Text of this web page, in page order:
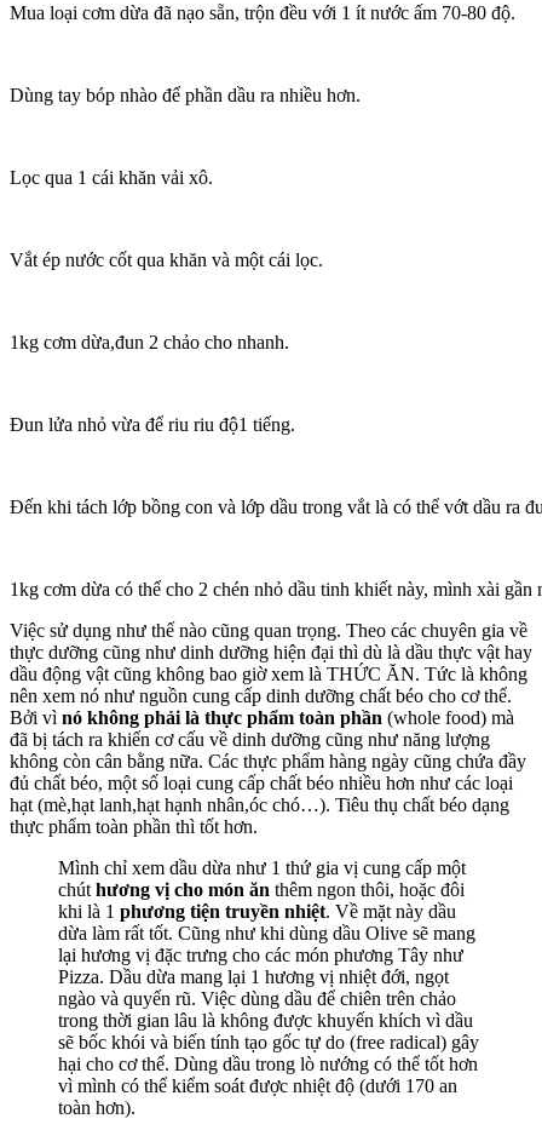
Mua loại cơm dừa đã nạo sẵn, trộn đều với 1 ít nước ấm 70-80 độ.
Dùng tay bóp nhào để phần dầu ra nhiều hơn.
Lọc qua 1 cái khăn vải xô.
Vắt ép nước cốt qua khăn và một cái lọc.
1kg cơm dừa,đun 2 chảo cho nhanh.
Đun lửa nhỏ vừa để riu riu độ1 tiếng.
Đến khi tách lớp bồng con và lớp dầu trong vắt là có thể vớt dầu ra
1kg cơm dừa có thể cho 2 chén nhỏ dầu tinh khiết này, mình xài gần
Việc sử dụng như thế nào cũng quan trọng. Theo các chuyên gia về
thực dưỡng cũng như dinh dưỡng hiện đại thì dù là dầu thực vật hay
dầu động vật cũng không bao giờ xem là THỨC ĂN. Tức là không
nên xem nó như nguồn cung cấp dinh dưỡng chất béo cho cơ thể.
Bởi vì nó không phải là thực phẩm toàn phần (whole food) mà
đã bị tách ra khiến cơ cấu về dinh dưỡng cũng như năng lượng
không còn cân bằng nữa. Các thực phẩm hàng ngày cũng chứa đầy
đủ chất béo, một số loại cung cấp chất béo nhiều hơn như các loại
hạt (mè,hạt lanh,hạt hạnh nhân,óc chó…). Tiêu thụ chất béo dạng
thực phẩm toàn phần thì tốt hơn.
Mình chỉ xem dầu dừa như 1 thứ gia vị cung cấp một
chút hương vị cho món ăn thêm ngon thôi, hoặc đôi
khi là 1 phương tiện truyền nhiệt. Về mặt này dầu
dừa làm rất tốt. Cũng như khi dùng dầu Olive sẽ mang
lại hương vị đặc trưng cho các món phương Tây như
Pizza. Dầu dừa mang lại 1 hương vị nhiệt đới, ngọt
ngào và quyến rũ. Việc dùng dầu để chiên trên chảo
trong thời gian lâu là không được khuyến khích vì dầu
sẽ bốc khói và biến tính tạo gốc tự do (free radical) gây
hại cho cơ thể. Dùng dầu trong lò nướng có thể tốt hơn
vì mình có thể kiểm soát được nhiệt độ (dưới 170 an
toàn hơn).